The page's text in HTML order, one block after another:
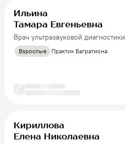
Ильина
Тамара Евгеньевна
Врач ультразвуковой диагностики
Взрослые Практик Багратиона
Кириллова
Елена Николаевна